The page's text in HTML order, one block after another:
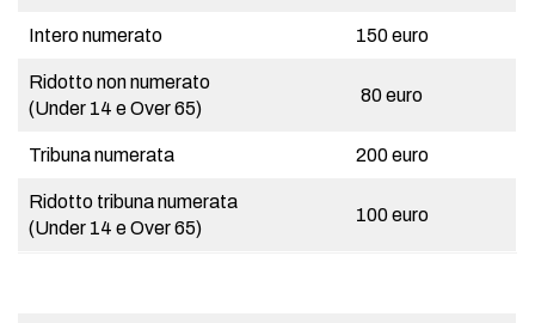
Intero numerato 150 euro
Ridotto non numerato
(Under 14 e Over 65)
80 euro
Tribuna numerata 200 euro
Ridotto tribuna numerata
(Under 14 e Over 65)
100 euro